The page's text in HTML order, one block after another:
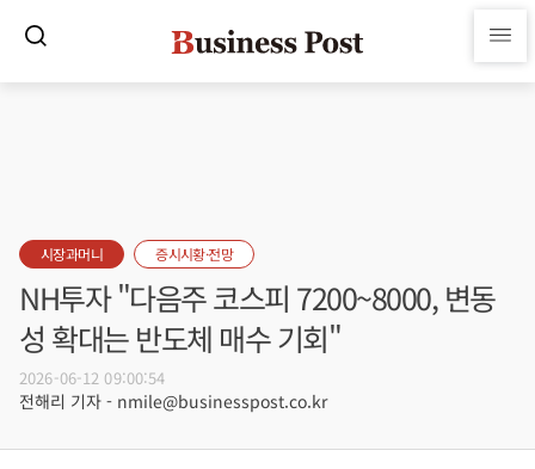
시장과머니 증시시황·전망
NH투자 "다음주 코스피 7200~8000, 변동
성 확대는 반도체 매수 기회"
2026-06-12 09:00:54
전해리 기자 - nmile@businesspost.co.kr